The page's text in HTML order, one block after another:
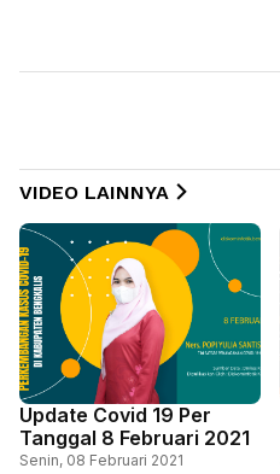
VIDEO LAINNYA
Update Covid 19 Per
Tanggal 8 Februari 2021
Senin, 08 Februari 2021